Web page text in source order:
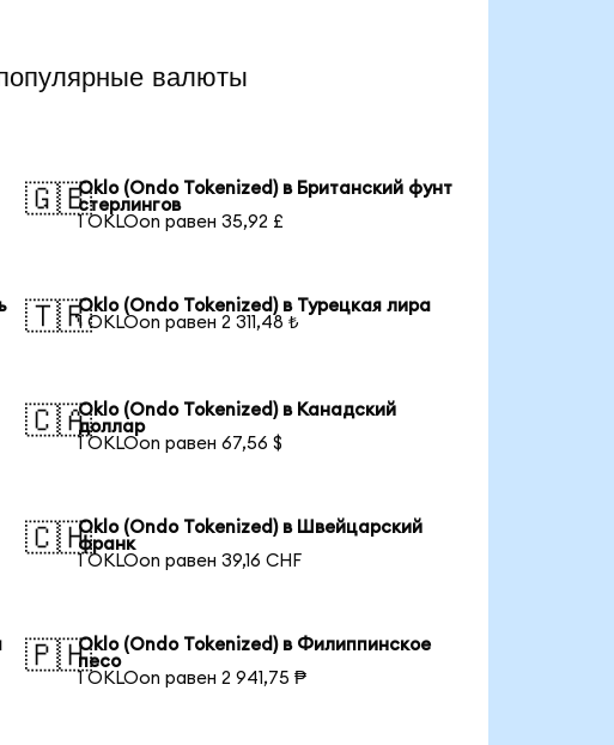
валюты
🇬🇧Oklo (Ondo Tokenized) в Британский фунт
стерлингов
1 OKLOon равен 35,92 £
🇹🇷Oklo (Ondo Tokenized) в Турецкая лира
1 OKLOon равен 2 311,48 ₺
🇨🇦Oklo (Ondo Tokenized) в Канадский
доллар
1 OKLOon равен 67,56 $
🇨🇭Oklo (Ondo Tokenized) в Швейцарский
франк
1 OKLOon равен 39,16 CHF
🇵🇭Oklo (Ondo Tokenized) в Филиппинское
песо
1 OKLOon равен 2 941,75 ₱